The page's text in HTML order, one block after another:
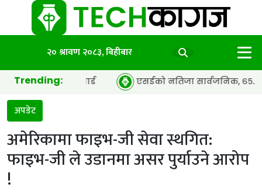
२० श्रावण २०८३, बिहीबार
Trending:
इयर’ अवार्ड एसईको नतिजा सार्वजनिक, ६५.९८ प्रतिशत
अपडेट
अमेरिकामा फाइभ-जी सेवा स्थगित:
फाइभ-जी ले उडानमा असर पुर्याउने आरोप
!